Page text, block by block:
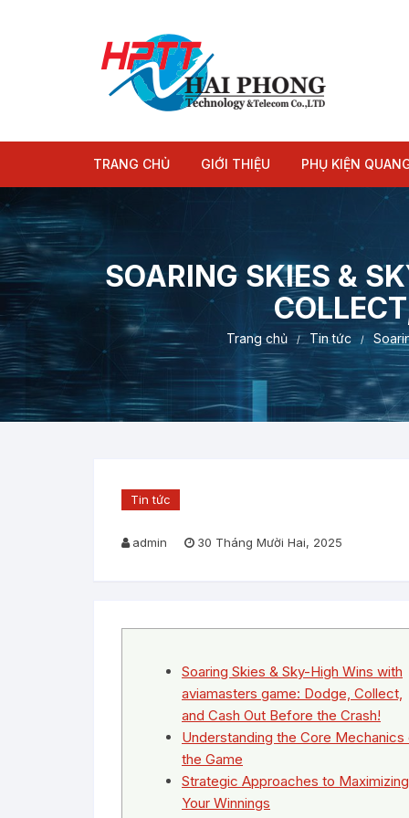
TRANG CHỦ GIỚI THIỆU PHỤ KIỆN
Dây nhảy quang
SOARING SKIES &
Trang chủ Tin tức
Tin tức
admin 30 Tháng Mười Hai, 2025
Soaring Skies & Sky-High Wins with
aviamasters game: Dodge, Collect,
and Cash Out Before the Crash!
Understanding the Core Mechanics
the Game
Strategic Approaches to Maximizing
Your Winnings